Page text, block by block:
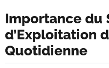
Importance du
d’Exploitation
Quotidienne